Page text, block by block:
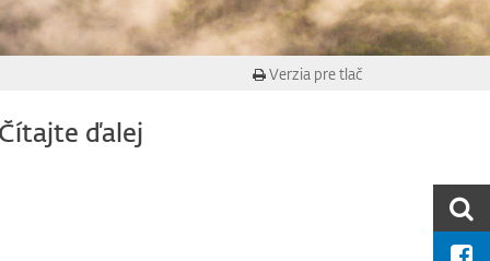
Verzia pre tlač
ďalej